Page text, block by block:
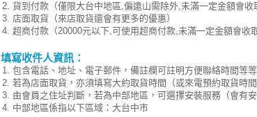
2. 貨到付款（僅限大台中地區,偏遠山需除外,未滿一定金額會收
3. 店面取貨（來店取貨還會有更多的優惠）
4. 超商付款（20000元以下,可使用超商付款,未滿一定金額會收取
填寫收件人資訊：
1. 包含電話、地址、電子郵件，備註欄可註明方便聯絡時間等等
2. 若為店面取貨，亦須填寫大約取貨時間（或來電預約取貨時間
3. 由會員之住址判斷，若為中部地區 ，可選擇安裝服務（會有
4. 中部地區係指以下區域：大台中市